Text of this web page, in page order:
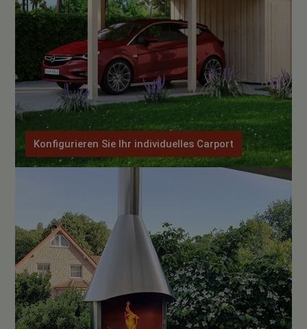
Konfigurieren Sie Ihr individuelles Carport